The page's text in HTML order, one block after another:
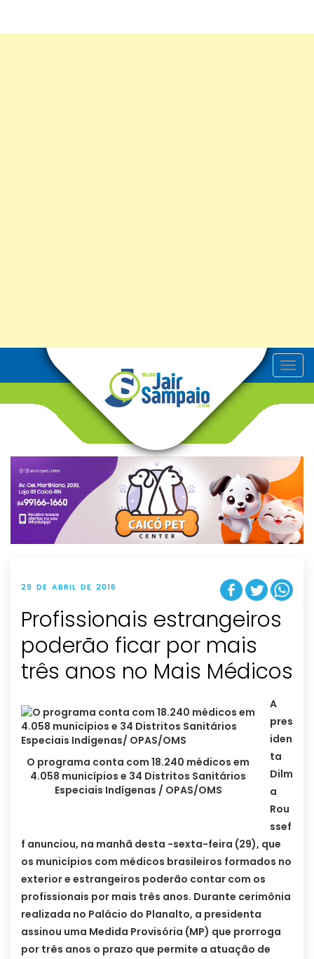
T
o
v
g
t
i
o
n
29 DE ABRIL DE 2016
Profissionais estrangeiros
poderão ficar por mais
três anos no Mais Médicos
O programa conta com 18.240 médicos em
4.058 municípios e 34 Distritos Sanitários
Especiais Indígenas / OPAS/OMS
A
pres
iden
ta
Dilm
a
Rou
ssef
f anunciou, na manhã desta -sexta-feira (29), que
os municípios com médicos brasileiros formados no
exterior e estrangeiros poderão contar com os
profissionais por mais três anos. Durante cerimônia
realizada no Palácio do Planalto, a presidenta
assinou uma Medida Provisória (MP) que prorroga
por três anos o prazo que permite a atuação de